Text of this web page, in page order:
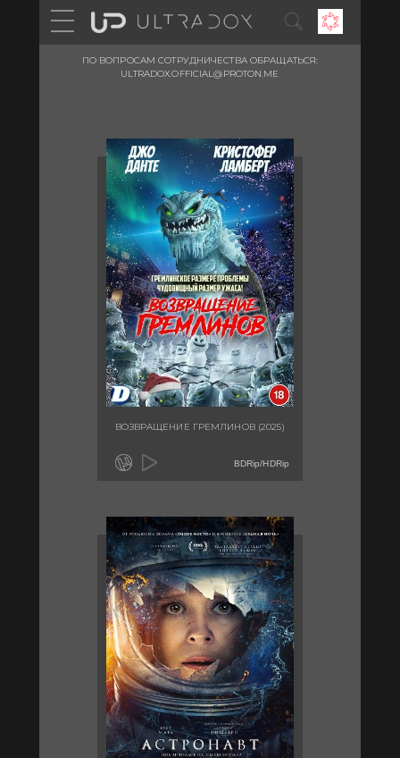
ПО ВОПРОСАМ СОТРУДНИЧЕСТВА ОБРАЩАТЬСЯ:
ULTRADOX.OFFICIAL@PROTON.ME
ВОЗВРАЩЕНИЕ ГРЕМЛИНОВ (2025)
BDRip/HDRip